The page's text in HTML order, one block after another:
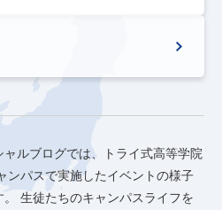
ャルブログでは、トライ式高等学院
ンパスで実施したイベントの様子
生徒たちのキャンパスライフを